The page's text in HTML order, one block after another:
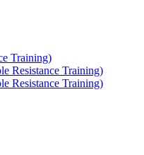
Training)
Resistance Training)
Resistance Training)